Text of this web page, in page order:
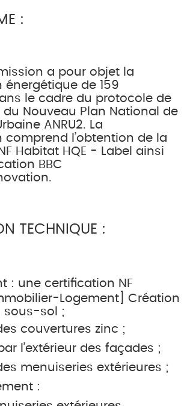
:
a pour objet la
de 159
le cadre du protocole de
Nouveau Plan National de
ANRU2. La
comprend l’obtention de la
Habitat HQE - Label ainsi
BBC
TECHNIQUE :
: une certification NF
Logement] Création
sous-sol ;
couvertures zinc ;
l’extérieur des façades ;
menuiseries extérieures ;
: